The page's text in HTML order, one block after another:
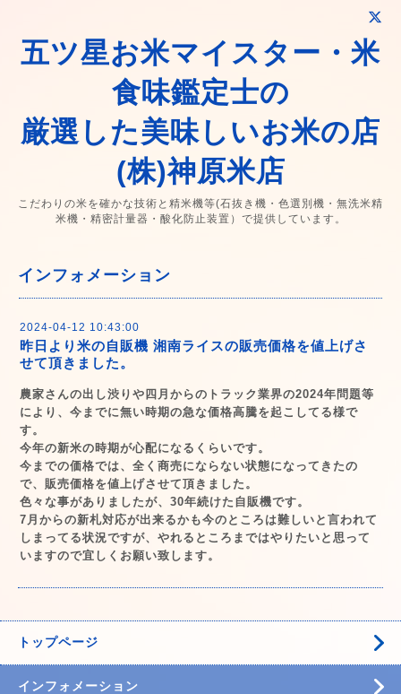
五ツ星お米マイスター・米
食味鑑定士の
厳選した美味しいお米の店
(株)神原米店
こだわりの米を確かな技術と精米機等(石抜き機・色選別機・無洗米精
米機・精密計量器・酸化防止装置）で提供しています。
インフォメーション
2024-04-12 10:43:00
昨日より米の自販機 湘南ライスの販売価格を値上げさ
せて頂きました。
農家さんの出し渋りや四月からのトラック業界の2024年問題等
により、今までに無い時期の急な価格高騰を起こしてる様で
す。
今年の新米の時期が心配になるくらいです。
今までの価格では、全く商売にならない状態になってきたの
で、販売価格を値上げさせて頂きました。
色々な事がありましたが、30年続けた自販機です。
7月からの新札対応が出来るかも今のところは難しいと言われて
しまってる状況ですが、やれるところまではやりたいと思って
いますので宜しくお願い致します。
トップページ
インフォメーション